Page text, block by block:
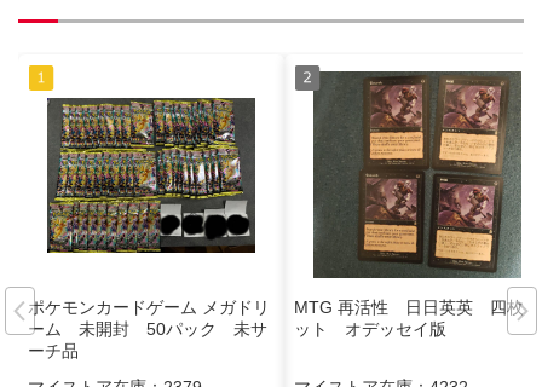
ポケモンカードゲーム メガドリ
ーム 未開封 50パック 未サ
ーチ品
MTG 再活性 日日英英 四枚セ
ット オデッセイ版